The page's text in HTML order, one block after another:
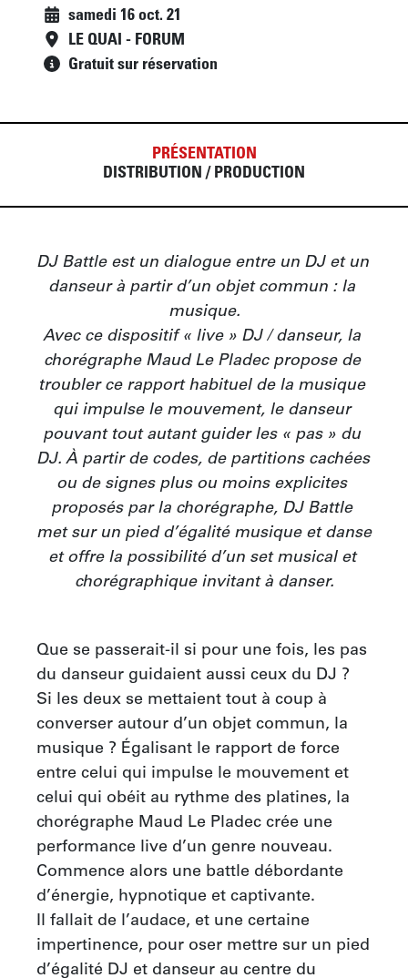
samedi 16 oct. 21
LE QUAI - FORUM
Gratuit sur réservation
PRÉSENTATION
DISTRIBUTION / PRODUCTION
DJ Battle est un dialogue entre un DJ et un
danseur à partir d’un objet commun : la
musique.
Avec ce dispositif « live » DJ / danseur, la
chorégraphe Maud Le Pladec propose de
troubler ce rapport habituel de la musique
qui impulse le mouvement, le danseur
pouvant tout autant guider les « pas » du
DJ. À partir de codes, de partitions cachées
ou de signes plus ou moins explicites
proposés par la chorégraphe, DJ Battle
met sur un pied d’égalité musique et danse
et offre la possibilité d’un set musical et
chorégraphique invitant à danser.
Que se passerait-il si pour une fois, les pas
du danseur guidaient aussi ceux du DJ ?
Si les deux se mettaient tout à coup à
converser autour d’un objet commun, la
musique ? Égalisant le rapport de force
entre celui qui impulse le mouvement et
celui qui obéit au rythme des platines, la
chorégraphe Maud Le Pladec crée une
performance live d’un genre nouveau.
Commence alors une battle débordante
d’énergie, hypnotique et captivante.
Il fallait de l’audace, et une certaine
impertinence, pour oser mettre sur un pied
d’égalité DJ et danseur au centre du